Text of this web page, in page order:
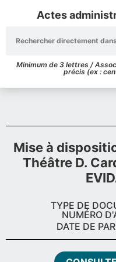
Actes
Minimum de 3 lettres /
précis (ex :
Mise à
Théâtre D.
TYPE DE
NUMÉRO
DATE DE